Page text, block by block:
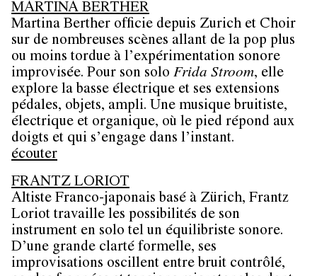
MARTINA BERTHER
Martina Berther officie depuis Zurich et Choir
sur de nombreuses scènes allant de la pop plus
ou moins tordue à l’expérimentation sonore
improvisée. Pour son solo Frida Stroom, elle
explore la basse électrique et ses extensions
pédales, objets, ampli. Une musique bruitiste,
électrique et organique, où le pied répond aux
doigts et qui s’engage dans l’instant.
écouter
FRANTZ LORIOT
Altiste Franco-japonais basé à Zürich, Frantz
Loriot travaille les possibilités de son
instrument en solo tel un équilibriste sonore.
D’une grande clarté formelle, ses
improvisations oscillent entre bruit contrôlé,